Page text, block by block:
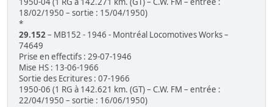
18/02/1950 – sortie : 15/04/1950)
*
29.152– MB152 - 1946 - Montréal Locomotives Works –
74649
Prise en effectifs : 29-07-1946
Mise HS : 13-06-1966
Sortie des Ecritures : 07-1966
1950-06 (1 RG à 142.621 km. (GT) – C.W. FM – entrée :
22/04/1950 – sortie : 16/06/1950)